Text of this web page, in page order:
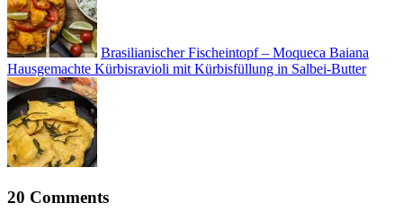
Brasilianischer Fischeintopf – Moqueca Baiana
Hausgemachte Kürbisravioli mit Kürbisfüllung in Salbei-Butter
20 Comments